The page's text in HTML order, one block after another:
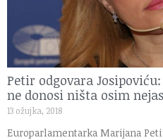
Petir odgovara
ne donosi ništa osim
13 ožujka, 2018
Europarlamentarka Marijana